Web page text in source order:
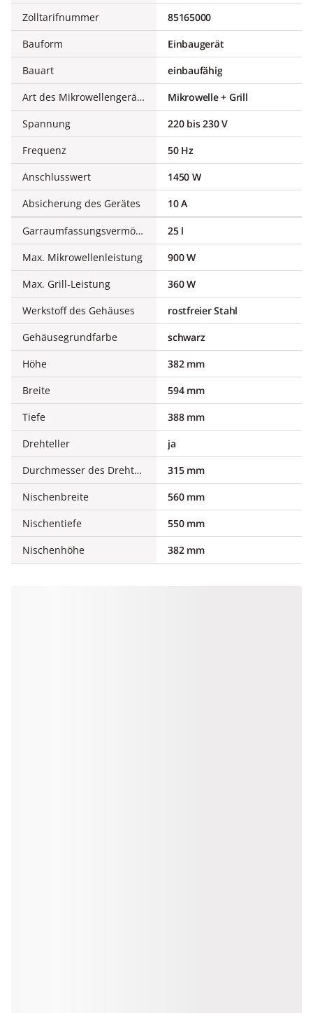
Zolltarifnummer
85165000
Bauform
Einbaugerät
Bauart
einbaufähig
Art des Mikrowellengerätes
Mikrowelle + Grill
Spannung
220 bis 230 V
Frequenz
50 Hz
Anschlusswert
1450 W
Absicherung des Gerätes
10 A
Garraumfassungsvermögen
25 l
Max. Mikrowellenleistung
900 W
Max. Grill-Leistung
360 W
Werkstoff des Gehäuses
rostfreier Stahl
Gehäusegrundfarbe
schwarz
Höhe
382 mm
Breite
594 mm
Tiefe
388 mm
Drehteller
ja
Durchmesser des Drehtellers
315 mm
Nischenbreite
560 mm
Nischentiefe
550 mm
Nischenhöhe
382 mm